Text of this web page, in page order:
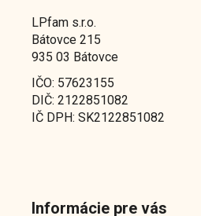
LPfam s.r.o.
Bátovce 215
935 03 Bátovce
IČO: 57623155
DIČ: 2122851082
IČ DPH: SK2122851082
Informácie pre vás